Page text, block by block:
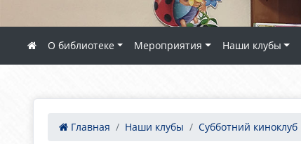
О библиотеке Мероприятия Наши клубы
Главная Наши клубы Субботний киноклуб